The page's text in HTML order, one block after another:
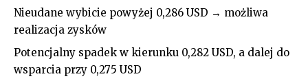
Nieudane wybicie powyżej 0,286 USD → możliwa
realizacja zysków
Potencjalny spadek w kierunku 0,282 USD, a dalej do
wsparcia przy 0,275 USD